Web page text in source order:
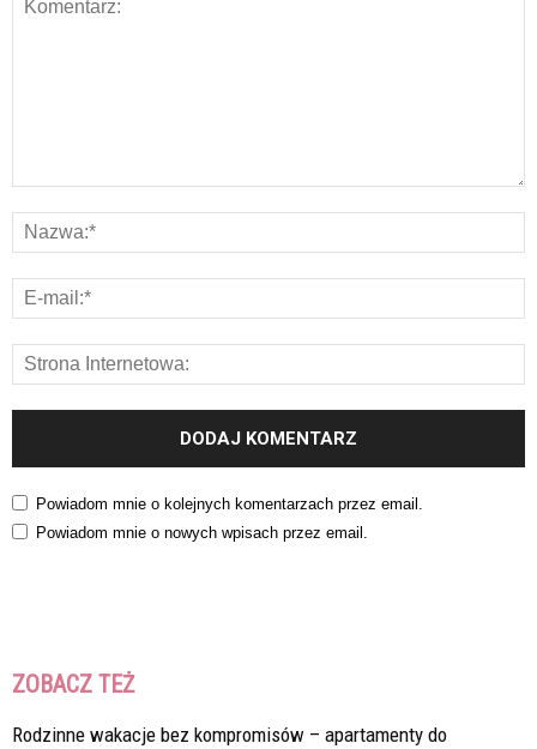
Powiadom mnie o kolejnych komentarzach przez email.
Powiadom mnie o nowych wpisach przez email.
ZOBACZ TEŻ
Rodzinne wakacje bez kompromisów – apartamenty do